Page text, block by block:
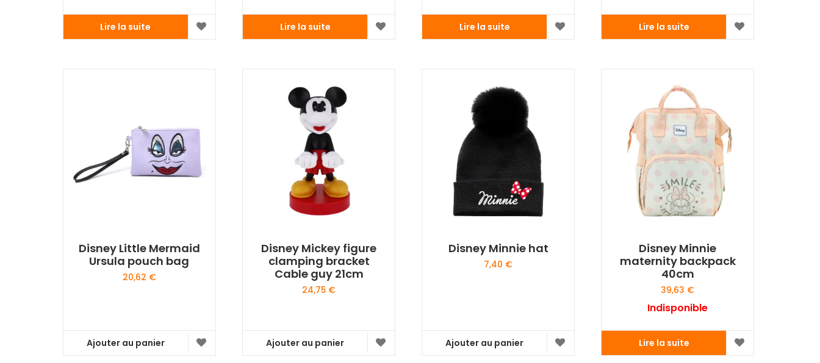
Lire la suite Lire la suite Lire la suite Lire la suite
Disney Little Mermaid
Ursula pouch bag
20,62 €
Ajouter au panier
Disney Mickey figure
clamping bracket
Cable guy 21cm
24,75 €
Ajouter au panier
Disney Minnie hat
7,40 €
Ajouter au panier
Disney Minnie
maternity backpack
40cm
39,63 €
Indisponible
Lire la suite